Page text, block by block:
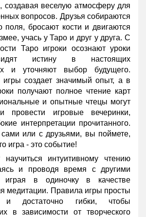
создавая веселую атмосферу для
вопросов. Друзья собираются
поля, бросают кости и двигаются
учась у Таро и друг у друга. С
Таро игроки осознают уроки
истину в настоящих
и уточняют выбор будущего.
игры создает значимый опыт, а в
получают полное чтение карт
и опытные чтецы могут
провести игровые вечеринки,
интерпретации прочитанного.
или с друзьями, вы поймете,
игра - это событие!
научиться интуитивному чтению
и проводя время с другими
играя в одиночку в качестве
медитации. Правила игры просты
достаточно гибки, чтобы
в зависимости от творческого